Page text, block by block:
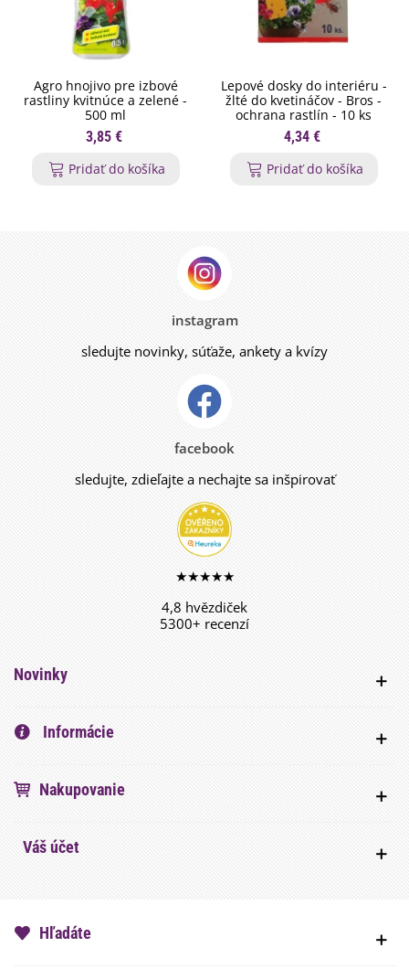
Agro hnojivo pre izbové
rastliny kvitnúce a zelené -
500 ml
3,85 €
Pridať do košíka
Lepové dosky do interiéru -
žlté do kvetináčov - Bros -
ochrana rastlín - 10 ks
4,34 €
Pridať do košíka
instagram
sledujte novinky, súťaže, ankety a kvízy
facebook
sledujte, zdieľajte a nechajte sa inšpirovať
★★★★★
4,8 hvězdiček
5300+ recenzí
Novinky
Informácie
Nakupovanie
Váš účet
Hľadáte